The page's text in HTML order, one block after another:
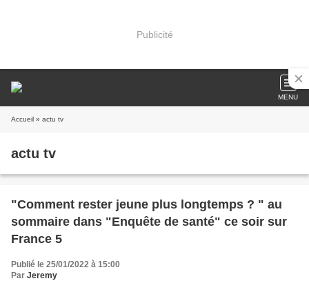
Publicité
MENU
Accueil » actu tv
actu tv
"Comment rester jeune plus longtemps ? " au
sommaire dans "Enquête de santé" ce soir sur
France 5
Publié le 25/01/2022 à 15:00
Par Jeremy